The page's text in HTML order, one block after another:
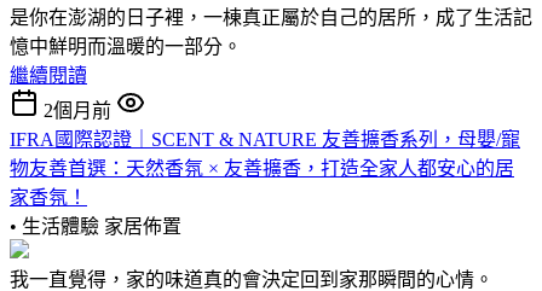
是你在澎湖的日子裡，一棟真正屬於自己的居所，成了生活記
憶中鮮明而溫暖的一部分。
繼續閱讀
2個月前
IFRA國際認證｜SCENT & NATURE 友善擴香系列，母嬰/寵
物友善首選：天然香氛 × 友善擴香，打造全家人都安心的居
家香氛！
• 生活體驗 家居佈置
我一直覺得，家的味道真的會決定回到家那瞬間的心情。